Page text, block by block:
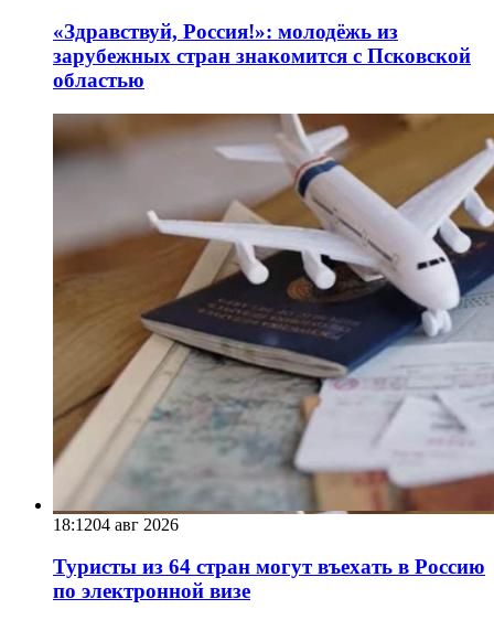
«Здравствуй, Россия!»: молодёжь из
зарубежных стран знакомится с Псковской
областью
18:1204 авг 2026
Туристы из 64 стран могут въехать в Россию
по электронной визе